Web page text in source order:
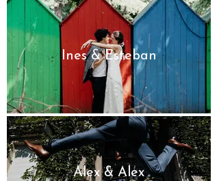
Ines & Esteban
Alex & Alex